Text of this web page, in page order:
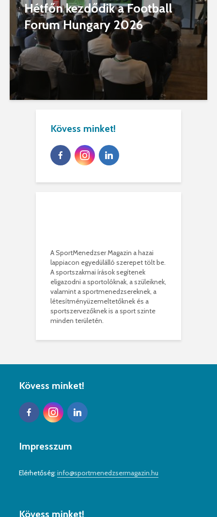
Hétfőn kezdődik a Football
Forum Hungary 2026
Kövess minket!
A SportMenedzser Magazin a hazai
lappiacon egyedülálló szerepet tölt be.
A sportszakmai írások segítenek
eligazodni a sportolóknak, a szüleiknek,
valamint a sportmenedzsereknek, a
létesítményüzemeltetőknek és a
sportszervezőknek is a sport szinte
minden területén.
Kövess minket!
Impresszum
Elérhetőség: info@sportmenedzsermagazin.hu
Kövess minket!